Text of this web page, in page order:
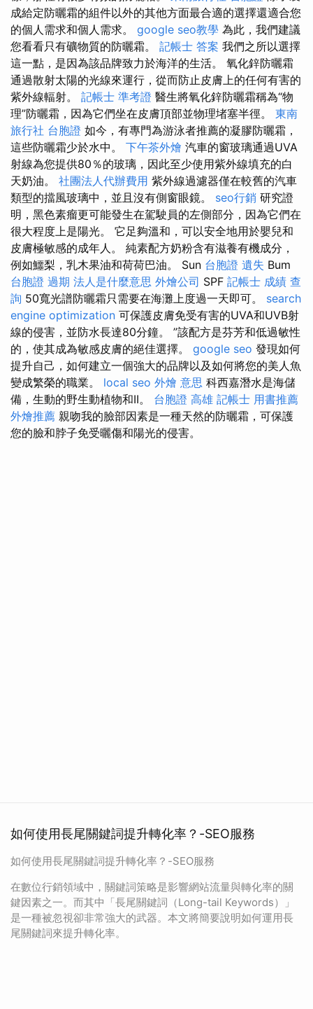
成給定防曬霜的組件以外的其他方面最合適的選擇還適合您
的個人需求和個人需求。 google seo教學 為此，我們建議
您看看只有礦物質的防曬霜。 記帳士 答案 我們之所以選擇
這一點，是因為該品牌致力於海洋的生活。 氧化鋅防曬霜
通過散射太陽的光線來運行，從而防止皮膚上的任何有害的
紫外線輻射。 記帳士 準考證 醫生將氧化鋅防曬霜稱為“物
理”防曬霜，因為它們坐在皮膚頂部並物理堵塞半徑。 東南
旅行社 台胞證 如今，有專門為游泳者推薦的凝膠防曬霜，
這些防曬霜少於水中。 下午茶外燴 汽車的窗玻璃通過UVA
射線為您提供80％的玻璃，因此至少使用紫外線填充的白
天奶油。 社團法人代辦費用 紫外線過濾器僅在較舊的汽車
類型的擋風玻璃中，並且沒有側窗眼鏡。 seo行銷 研究證
明，黑色素瘤更可能發生在駕駛員的左側部分，因為它們在
很大程度上是陽光。 它足夠溫和，可以安全地用於嬰兒和
皮膚極敏感的成年人。 純素配方奶粉含有滋養有機成分，
例如鱷梨，乳木果油和荷荷巴油。 Sun 台胞證 遺失 Bum
台胞證 過期 法人是什麼意思 外燴公司 SPF 記帳士 成績 查
詢 50寬光譜防曬霜只需要在海灘上度過一天即可。 search
engine optimization 可保護皮膚免受有害的UVA和UVB射
線的侵害，並防水長達80分鐘。 ”該配方是芬芳和低過敏性
的，使其成為敏感皮膚的絕佳選擇。 google seo 發現如何
提升自己，如何建立一個強大的品牌以及如何將您的美人魚
變成繁榮的職業。 local seo 外燴 意思 科西嘉潛水是海儲
備，生動的野生動植物和II。 台胞證 高雄 記帳士 用書推薦
外燴推薦 親吻我的臉部因素是一種天然的防曬霜，可保護
您的臉和脖子免受曬傷和陽光的侵害。
如何使用長尾關鍵詞提升轉化率？-SEO服務
如何使用長尾關鍵詞提升轉化率？-SEO服務
在數位行銷領域中，關鍵詞策略是影響網站流量與轉化率的關
鍵因素之一。而其中「長尾關鍵詞（Long-tail Keywords）」
是一種被忽視卻非常強大的武器。本文將簡要說明如何運用長
尾關鍵詞來提升轉化率。